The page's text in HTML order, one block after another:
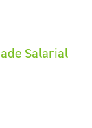
Salarial